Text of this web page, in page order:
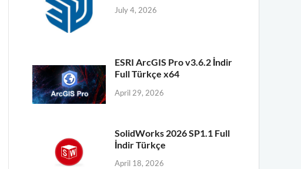
July 4, 2026
ESRI ArcGIS Pro v3.6.2 İndir
Full Türkçe x64
April 29, 2026
SolidWorks 2026 SP1.1 Full
İndir Türkçe
April 18, 2026